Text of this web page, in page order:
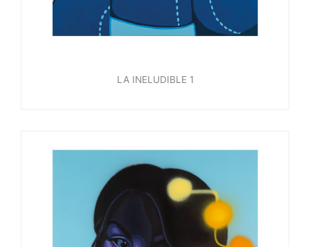
LA INELUDIBLE 1